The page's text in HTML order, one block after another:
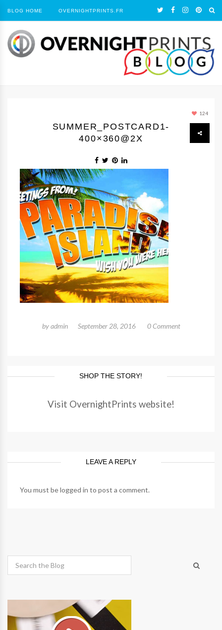
BLOG HOME OVERNIGHTPRINTS.FR
124
SUMMER_POSTCARD1-
400×360@2X
byadmin September 28, 2016 0 Comment
SHOP THE STORY!
Visit OvernightPrints website!
LEAVE A REPLY
You must belogged in to post a comment.